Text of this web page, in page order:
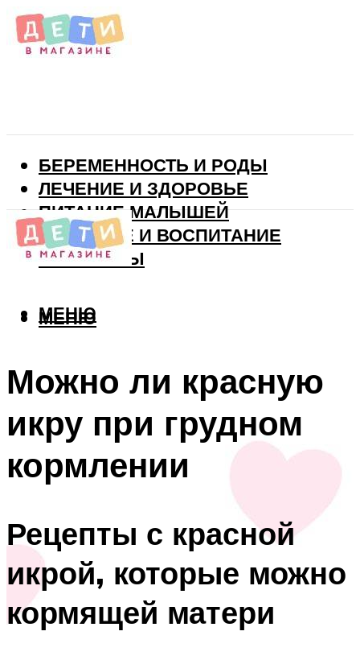
БЕРЕМЕННОСТЬ И РОДЫ
ЛЕЧЕНИЕ И ЗДОРОВЬЕ
ПИТАНИЕ МАЛЫШЕЙ
РАЗВИТИЕ И ВОСПИТАНИЕ
ВИТАМИНЫ
МЕНЮ
МЕНЮ
Можно ли красную
икру при грудном
кормлении
Рецепты с красной
икрой, которые можно
кормящей матери